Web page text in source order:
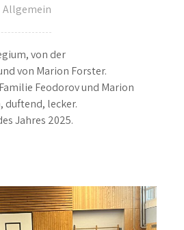
Allgemein
von der
von Marion Forster.
Feodorov und Marion
duftend, lecker.
Jahres 2025.